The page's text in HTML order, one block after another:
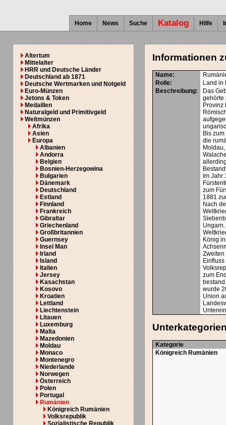
Home News Suche Katalog Hilfe
Altertum
Mittelalter
HRR und Deutsche Länder
Deutschland ab 1871
Deutsche Wertmarken und Notgeld
Euro-Münzen
Jetons & Token
Medaillen
Naturalgeld und Primitivgeld
Weltmünzen
Afrika
Asien
Europa
Albanien
Andorra
Belgien
Bosnien-Herzegowina
Bulgarien
Dänemark
Deutschland
Estland
Finnland
Frankreich
Gibraltar
Griechenland
Großbritannien
Guernsey
Insel Man
Irland
Island
Italien
Jersey
Kasachstan
Kosovo
Kroatien
Lettland
Liechtenstein
Litauen
Luxemburg
Malta
Mazedonien
Moldau
Monaco
Montenegro
Niederlande
Norwegen
Österreich
Polen
Portugal
Rumänien
Königreich Rumänien
Volksrepublik
Informationen
Name:
Rolle:
Land in
Beschreibung:
Das
gehörte
Provinz
Bis
die
Im
zum
1881
Nach
König
Zweiten
zum
wurde
Union
Kategorie
Königreich Rumänien